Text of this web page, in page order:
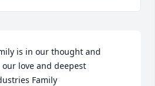
is in our thought and
love and deepest
Family